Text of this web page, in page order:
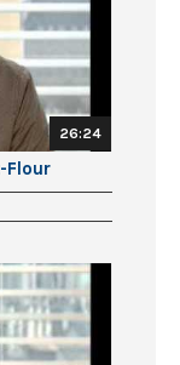
26:24
Flour